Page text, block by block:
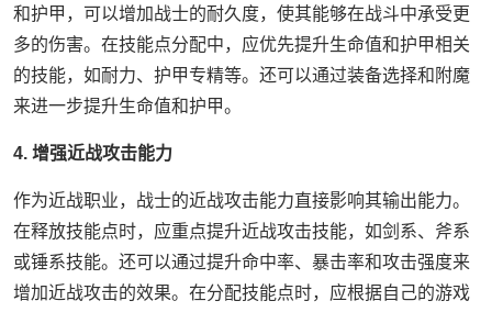
和护甲，可以增加战士的耐久度，使其能够在战斗中承受更
多的伤害。在技能点分配中，应优先提升生命值和护甲相关
的技能，如耐力、护甲专精等。还可以通过装备选择和附魔
来进一步提升生命值和护甲。
4. 增强近战攻击能力
作为近战职业，战士的近战攻击能力直接影响其输出能力。
在释放技能点时，应重点提升近战攻击技能，如剑系、斧系
或锤系技能。还可以通过提升命中率、暴击率和攻击强度来
增加近战攻击的效果。在分配技能点时，应根据自己的游戏